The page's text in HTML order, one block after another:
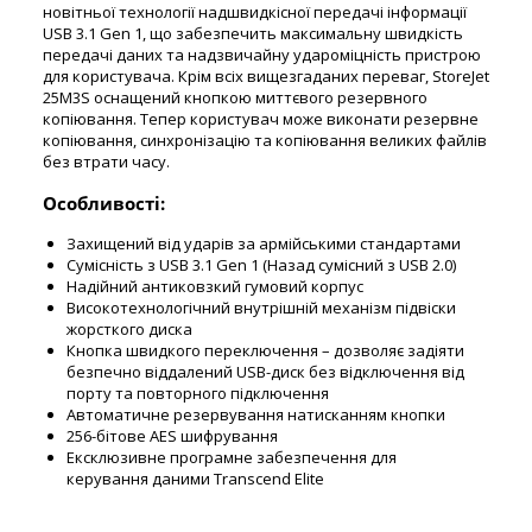
новітньої технології надшвидкісної передачі інформації
USB 3.1 Gen 1, що забезпечить максимальну швидкість
передачі даних та надзвичайну удароміцність пристрою
для користувача. Крім всіх вищезгаданих переваг, StoreJet
25M3S оснащений кнопкою миттєвого резервного
копіювання. Тепер користувач може виконати резервне
копіювання, синхронізацію та копіювання великих файлів
без втрати часу.
Особливості:
Захищений від ударів за армійськими стандартами
Сумісність з USB 3.1 Gen 1 (Назад сумісний з USB 2.0)
Надійний антиковзкий гумовий корпус
Високотехнологічний внутрішній механізм підвіски
жорсткого диска
Кнопка швидкого переключення – дозволяє задіяти
безпечно віддалений USB-диск без відключення від
порту та повторного підключення
Автоматичне резервування натисканням кнопки
256-бітове AES шифрування
Ексклюзивне програмне забезпечення для
керування даними Transcend Elite